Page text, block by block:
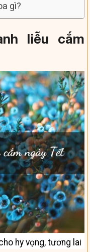
gì?
liễu cắm
hy vọng, tương lai